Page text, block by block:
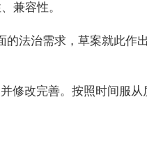
兼容性。
治需求，草案就此作
改完善。按照时间服从